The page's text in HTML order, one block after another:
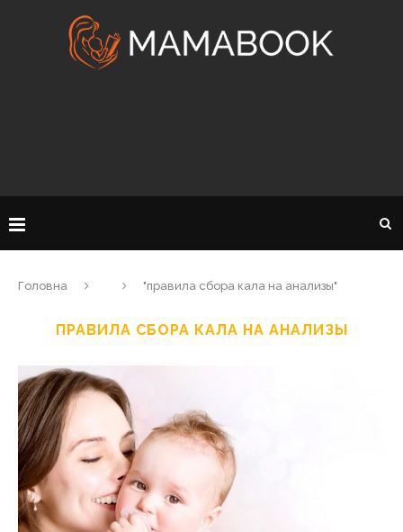
Головна "правила сбора кала на анализы"
ПРАВИЛА СБОРА КАЛА НА АНАЛИЗЫ